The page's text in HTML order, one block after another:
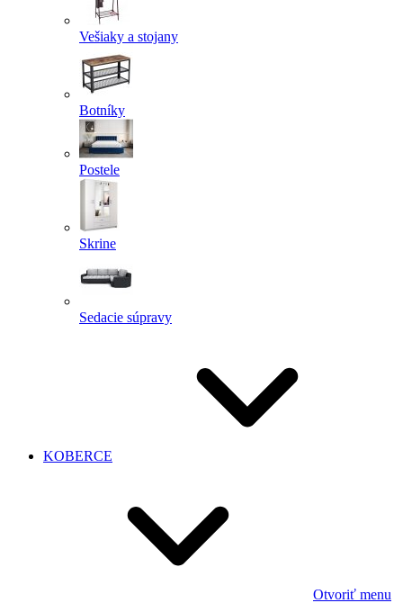
Vešiaky a stojany
Botníky
Postele
Skrine
Sedacie súpravy
KOBERCE
Otvoriť menu